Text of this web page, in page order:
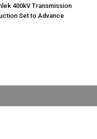
400kV Transmission
Set to Advance